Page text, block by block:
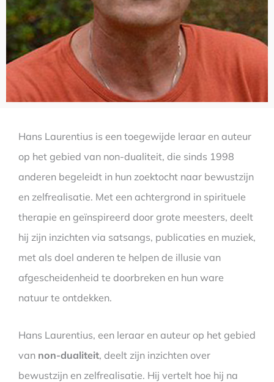
Hans Laurentius is een toegewijde leraar en auteur
op het gebied van non-dualiteit, die sinds 1998
anderen begeleidt in hun zoektocht naar bewustzijn
en zelfrealisatie. Met een achtergrond in spirituele
therapie en geïnspireerd door grote meesters, deelt
hij zijn inzichten via satsangs, publicaties en muziek,
met als doel anderen te helpen de illusie van
afgescheidenheid te doorbreken en hun ware
natuur te ontdekken.
Hans Laurentius, een leraar en auteur op het gebied
van non-dualiteit, deelt zijn inzichten over
bewustzijn en zelfrealisatie. Hij vertelt hoe hij na